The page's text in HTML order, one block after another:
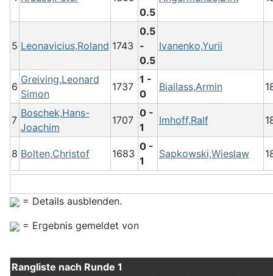
0.5
5 Leonavicius,Roland 1743
0.5
-
0.5
Ivanenko,Yurii
6
Greiving,Leonard
Simon
1737
1 -
0
Biallass,Armin
7
Boschek,Hans-
Joachim
1707
0 -
1
Imhoff,Ralf
8 Bolten,Christof 1683
0 -
1
Sapkowski,Wieslaw
= Details ausblenden.
= Ergebnis gemeldet von
Rangliste nach Runde 1